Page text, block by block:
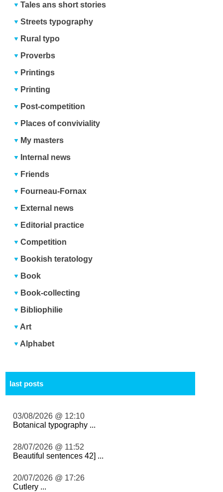
Tales ans short stories
Streets typography
Rural typo
Proverbs
Printings
Printing
Post-competition
Places of conviviality
My masters
Internal news
Friends
Fourneau-Fornax
External news
Editorial practice
Competition
Bookish teratology
Book
Book-collecting
Bibliophilie
Art
Alphabet
last posts
03/08/2026 @ 12:10
Botanical typography ...
28/07/2026 @ 11:52
Beautiful sentences 42] ...
20/07/2026 @ 17:26
Cutlery ...